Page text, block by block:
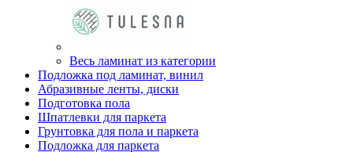
Весь ламинат из категории
Подложка под ламинат, винил
Абразивные ленты, диски
Подготовка пола
Шпатлевки для паркета
Грунтовка для пола и паркета
Подложка для паркета